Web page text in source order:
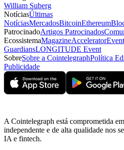
William Suberg
NotíciasÚltimas
NotíciasMercadosBitcoinEthereum
PatrocinadoArtigos Patrocinados
EcossistemaMagazineAccelerator
GuardiansLONGITUDE Event
SobreSobre a CointelegraphPolítica
Publicidade
A Cointelegraph está comprometida
independente e de alta qualidade nos
IA e fintech.